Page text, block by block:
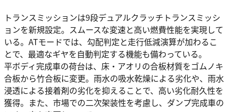
トランスミッションは9段デュアルクラッチトランスミッシ
ョンを新規設定。スムースな変速と高い燃費性能を実現して
いる。ATモードでは、勾配判定と走行低減演算が加わるこ
とで、最適なギヤを自動判定する機能も備わっている。
平ボディ完成車の荷台は、床・アオリの合板材質をゴムノキ
合板から竹合板に変更。雨水の吸水乾燥による劣化や、雨水
浸透による接着剤の劣化を抑えることで、高い劣化耐久性を
獲得。また、市場での二次架装性を考慮し、ダンプ完成車の